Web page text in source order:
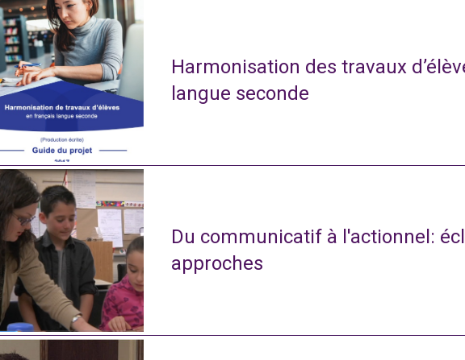
Harmonisation des travaux
langue seconde
Du communicatif à l'actionnel:
approches